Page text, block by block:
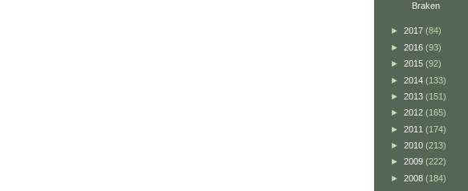
Braken
► 2017 (84)
► 2016 (93)
► 2015 (92)
► 2014 (133)
► 2013 (151)
► 2012 (165)
► 2011 (174)
► 2010 (213)
► 2009 (222)
► 2008 (184)